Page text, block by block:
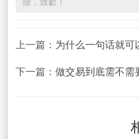
除，致歉！
上一篇： 为什么一句话就可
下一篇： 做交易到底需不需